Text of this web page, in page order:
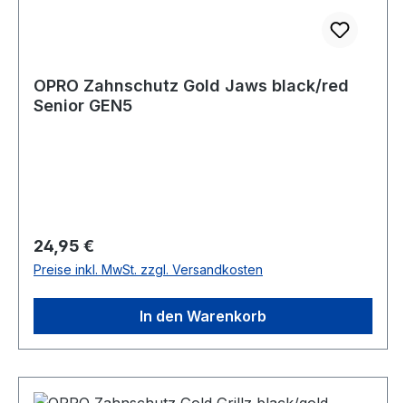
OPRO Zahnschutz Gold Jaws black/red
Senior GEN5
Regulärer Preis:
24,95 €
Preise inkl. MwSt. zzgl. Versandkosten
In den Warenkorb